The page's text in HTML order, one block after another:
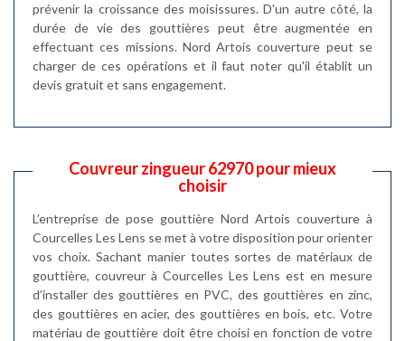
prévenir la croissance des moisissures. D'un autre côté, la
durée de vie des gouttières peut être augmentée en
effectuant ces missions. Nord Artois couverture peut se
charger de ces opérations et il faut noter qu'il établit un
devis gratuit et sans engagement.
Couvreur zingueur 62970 pour mieux
choisir
L’entreprise de pose gouttière Nord Artois couverture à
Courcelles Les Lens se met à votre disposition pour orienter
vos choix. Sachant manier toutes sortes de matériaux de
gouttière, couvreur à Courcelles Les Lens est en mesure
d’installer des gouttières en PVC, des gouttières en zinc,
des gouttières en acier, des gouttières en bois, etc. Votre
matériau de gouttière doit être choisi en fonction de votre